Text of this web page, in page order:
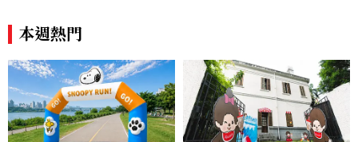
低調千金？
本週熱門